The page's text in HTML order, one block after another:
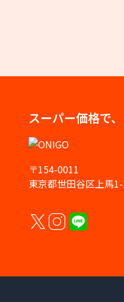
スーパー価格で
〒154-0011
東京都世田谷区上馬